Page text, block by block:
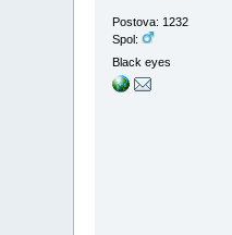
Postova: 1232
Spol:
Black eyes